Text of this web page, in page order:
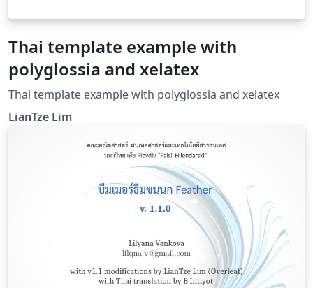
Thai template example with
polyglossia and xelatex
Thai template example with polyglossia and xelatex
LianTze Lim